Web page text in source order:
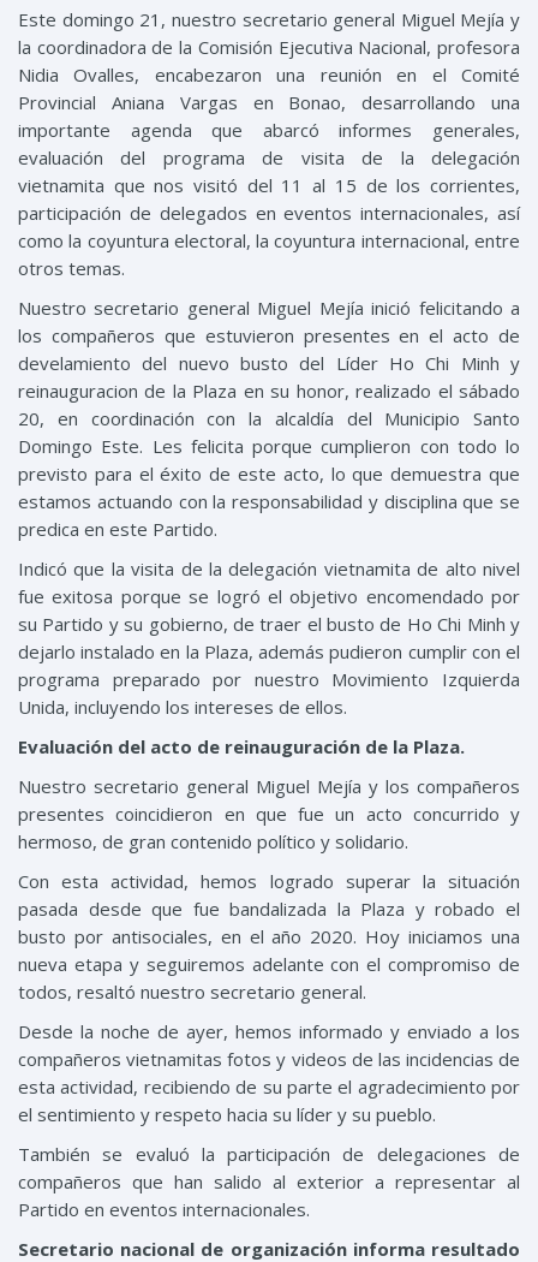
Este domingo 21, nuestro secretario general Miguel Mejía y
la coordinadora de la Comisión Ejecutiva Nacional, profesora
Nidia Ovalles, encabezaron una reunión en el Comité
Provincial Aniana Vargas en Bonao, desarrollando una
importante agenda que abarcó informes generales,
evaluación del programa de visita de la delegación
vietnamita que nos visitó del 11 al 15 de los corrientes,
participación de delegados en eventos internacionales, así
como la coyuntura electoral, la coyuntura internacional, entre
otros temas.
Nuestro secretario general Miguel Mejía inició felicitando a
los compañeros que estuvieron presentes en el acto de
develamiento del nuevo busto del Líder Ho Chi Minh y
reinauguracion de la Plaza en su honor, realizado el sábado
20, en coordinación con la alcaldía del Municipio Santo
Domingo Este. Les felicita porque cumplieron con todo lo
previsto para el éxito de este acto, lo que demuestra que
estamos actuando con la responsabilidad y disciplina que se
predica en este Partido.
Indicó que la visita de la delegación vietnamita de alto nivel
fue exitosa porque se logró el objetivo encomendado por
su Partido y su gobierno, de traer el busto de Ho Chi Minh y
dejarlo instalado en la Plaza, además pudieron cumplir con el
programa preparado por nuestro Movimiento Izquierda
Unida, incluyendo los intereses de ellos.
Evaluación del acto de reinauguración de la Plaza.
Nuestro secretario general Miguel Mejía y los compañeros
presentes coincidieron en que fue un acto concurrido y
hermoso, de gran contenido político y solidario.
Con esta actividad, hemos logrado superar la situación
pasada desde que fue bandalizada la Plaza y robado el
busto por antisociales, en el año 2020. Hoy iniciamos una
nueva etapa y seguiremos adelante con el compromiso de
todos, resaltó nuestro secretario general.
Desde la noche de ayer, hemos informado y enviado a los
compañeros vietnamitas fotos y videos de las incidencias de
esta actividad, recibiendo de su parte el agradecimiento por
el sentimiento y respeto hacia su líder y su pueblo.
También se evaluó la participación de delegaciones de
compañeros que han salido al exterior a representar al
Partido en eventos internacionales.
Secretario nacional de organización informa resultado